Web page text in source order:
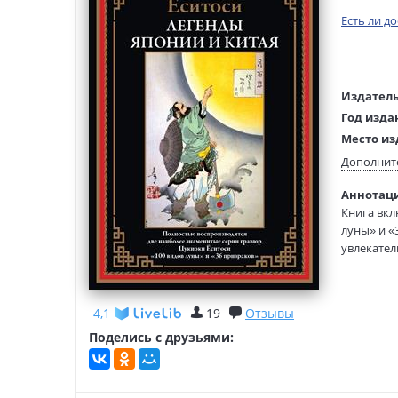
4,1 19
Отзывы
Поделись с друзьями:
Есть ли
Год
Место
Возраст:
Язык
Перевод:
Тип
Книга
луны» и